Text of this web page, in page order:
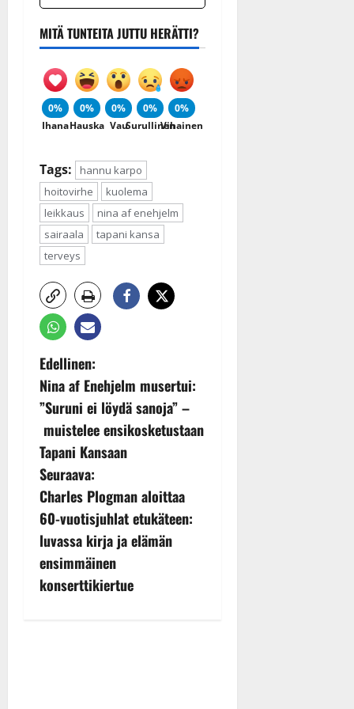
MITÄ TUNTEITA JUTTU HERÄTTI?
0%
Ihana
0%
Hauska
0%
Vau
0%
Surullinen
0%
Vihainen
Tags:
hannu karpo
hoitovirhe
kuolema
leikkaus
nina af enehjelm
sairaala
tapani kansa
terveys
P
o
s
t
n
a
v
i
Edellinen:
Nina af Enehjelm musertui:
”Suruni ei löydä sanoja” –
muistelee ensikosketustaan
Tapani Kansaan
Seuraava:
Charles Plogman aloittaa
60-vuotisjuhlat etukäteen:
luvassa kirja ja elämän
ensimmäinen
konserttikiertue